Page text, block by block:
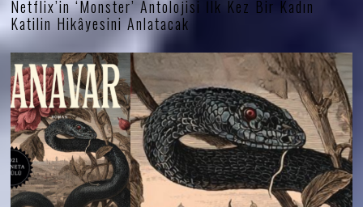
Netflix’in ‘Monster’ Antolojisi İlk Kez Bir Kadın
Katilin Hikâyesini Anlatacak